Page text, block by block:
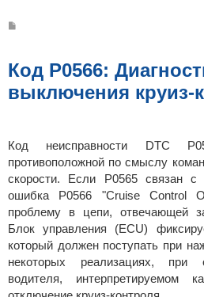
щ
е
и
е
Код P0566:
выключения круиз-
Код неисправности DTC
противоположной по смыслу
скорости. Если P0565 связан с
ошибка P0566 "Cruise Control
проблему в цепи, отвечающей
Блок управления (ECU)
который должен поступать при
некоторых реализациях, при
водителя, интерпретируемом